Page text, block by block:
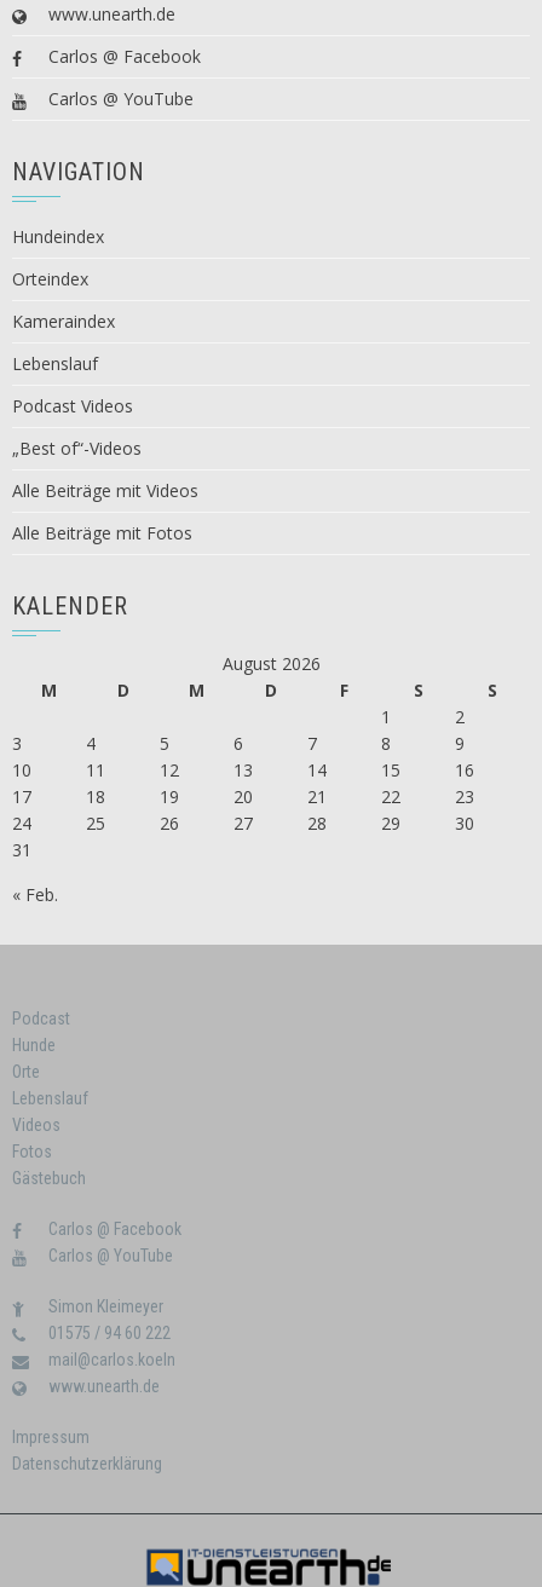
www.unearth.de
Carlos @ Facebook
Carlos @ YouTube
NAVIGATION
Hundeindex
Orteindex
Kameraindex
Lebenslauf
Podcast Videos
„Best of“-Videos
Alle Beiträge mit Videos
Alle Beiträge mit Fotos
KALENDER
August 2026
M
D M D F S
S
1
2
3
4 5 6 7 8
9
10
11 12 13 14 15
16
17
18 19 20 21 22
23
24
25 26 27 28 29
30
31
« Feb.
Podcast
Hunde
Orte
Lebenslauf
Videos
Fotos
Gästebuch
Carlos @ Facebook
Carlos @ YouTube
Simon Kleimeyer
01575 / 94 60 222
mail@carlos.koeln
www.unearth.de
Impressum
Datenschutzerklärung